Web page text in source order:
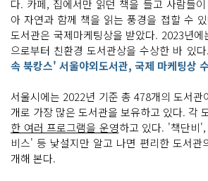
다. 카페, 집에서만 읽던 책을 들고 사람들
아 자연과 함께 책을 읽는 풍경을 접할 수
도서관은 국제마케팅상을 받았다. 2023년에
으로부터 친환경 도서관상을 수상한 바 있
속 북캉스' 서울야외도서관, 국제 마케팅상
서울시에는 2022년 기준 총 478개의 도서관
개로 가장 많은 도서관을 보유하고 있다. 각
한 여러 프로그램을 운영하고 있다. '책단비
비스' 등 낯설지만 알고 나면 편리한 도서관
개해 본다.